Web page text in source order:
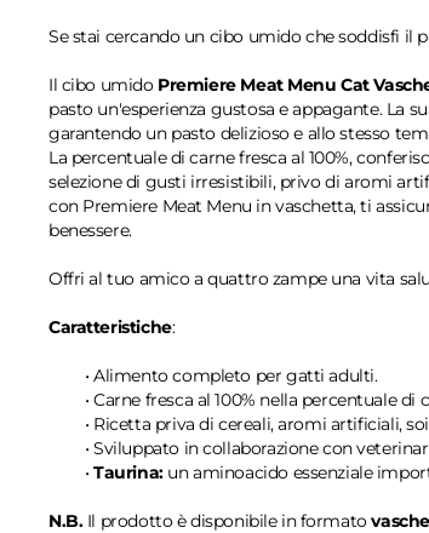
Se stai cercando un cibo umido che soddisfi il
Il cibo umido Premiere Meat Menu Cat
pasto un'esperienza gustosa e appagante. La
garantendo un pasto delizioso e allo stesso
La percentuale di carne fresca al 100%,
selezione di gusti irresistibili, privo di aromi
con Premiere Meat Menu in vaschetta, ti
benessere.
Offri al tuo amico a quattro zampe una vita
Caratteristiche:
• Alimento completo per gatti adulti.
• Carne fresca al 100% nella percentuale di
• Ricetta priva di cereali, aromi artificiali,
• Sviluppato in collaborazione con
•Taurina:un aminoacido essenziale
N.B.Il prodotto è disponibile in formato